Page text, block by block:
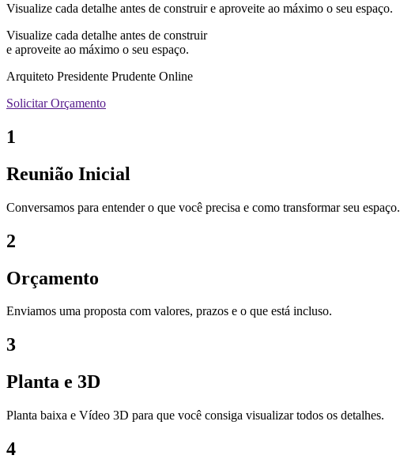
Visualize cada detalhe antes de construir e aproveite ao máximo o seu espaço.
Visualize cada detalhe antes de construir
e aproveite ao máximo o seu espaço.
Arquiteto Presidente Prudente Online
Solicitar Orçamento
1
Reunião Inicial
Conversamos para entender o que você precisa e como transformar seu espaço.
2
Orçamento
Enviamos uma proposta com valores, prazos e o que está incluso.
3
Planta e 3D
Planta baixa e Vídeo 3D para que você consiga visualizar todos os detalhes.
4